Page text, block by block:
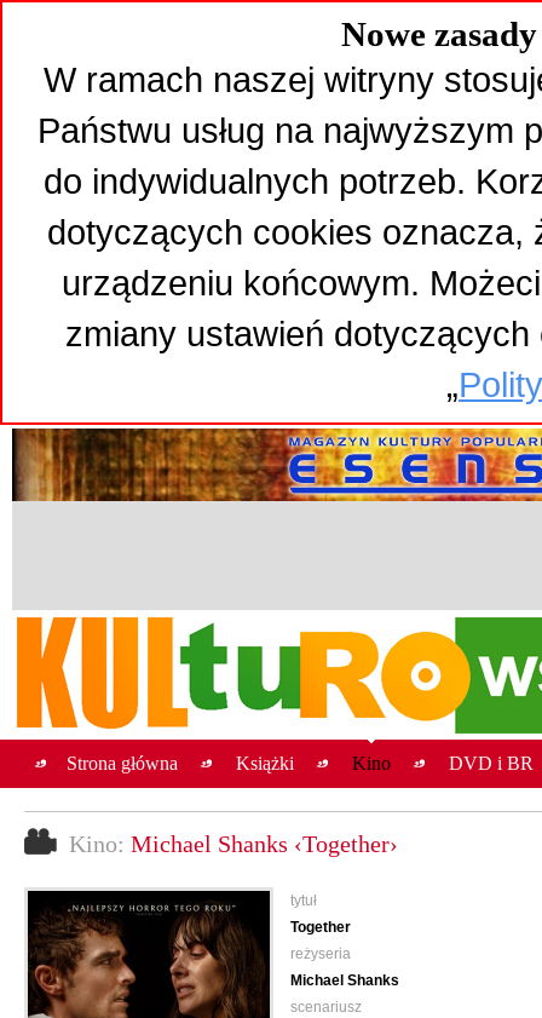
Nowe
W ramach naszej witryny
Państwu usług na najwyższym
do indywidualnych potrzeb.
dotyczących cookies oznacza,
urządzeniu końcowym.
zmiany ustawień
„
Strona główna Książki Kino DVD i BR
Kino: Michael Shanks ‹Together›
tytuł
Together
reżyseria
Michael Shanks
scenariusz